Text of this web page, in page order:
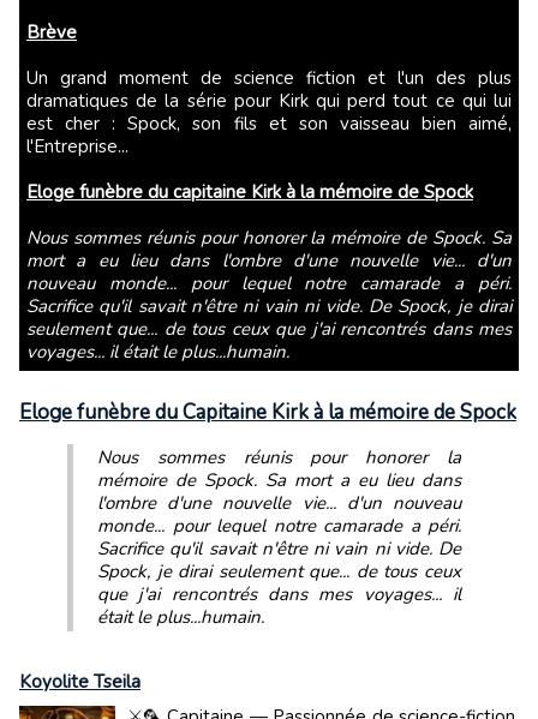
Brève
Un grand moment de science fiction et l'un des plus
dramatiques de la série pour Kirk qui perd tout ce qui lui
est cher : Spock, son fils et son vaisseau bien aimé,
l'Entreprise...
Eloge funèbre du capitaine Kirk à la mémoire de Spock
Nous sommes réunis pour honorer la mémoire de Spock. Sa
mort a eu lieu dans l'ombre d'une nouvelle vie... d'un
nouveau monde... pour lequel notre camarade a péri.
Sacrifice qu'il savait n'être ni vain ni vide. De Spock, je dirai
seulement que... de tous ceux que j'ai rencontrés dans mes
voyages... il était le plus...humain.
Eloge funèbre du Capitaine Kirk à la mémoire de Spock
Nous sommes réunis pour honorer la
mémoire de Spock. Sa mort a eu lieu dans
l'ombre d'une nouvelle vie... d'un nouveau
monde... pour lequel notre camarade a péri.
Sacrifice qu'il savait n'être ni vain ni vide. De
Spock, je dirai seulement que... de tous ceux
que j'ai rencontrés dans mes voyages... il
était le plus...humain.
Koyolite Tseila